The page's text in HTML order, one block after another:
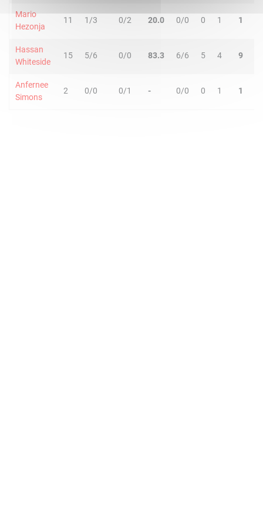
Mario
Hezonja
11 1/3 0/2 20.0 0/0 0 1 1
Hassan
Whiteside
15 5/6 0/0 83.3 6/6 5 4 9
Anfernee
Simons
2 0/0 0/1 - 0/0 0 1 1